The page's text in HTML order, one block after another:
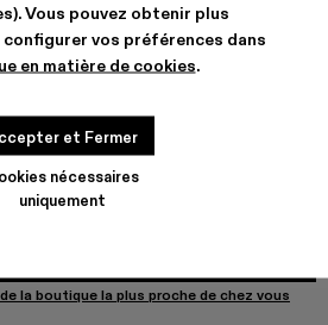
Vous pouvez obtenir plus
vos préférences dans
en matière de cookies.
nécessaires
uniquement
et Fermer
our tous les achats.
en carbone maintenant disponible.
la boutique la plus proche de chez vous